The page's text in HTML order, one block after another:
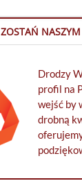
ZOSTAŃ
Drodzy
profil na
wejść by
drobną